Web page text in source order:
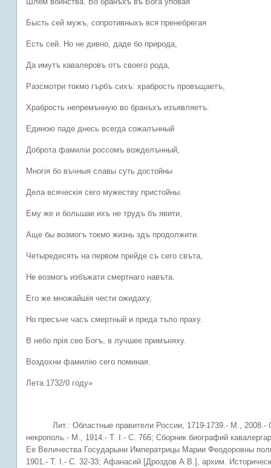
Бысть сей мужъ, сопротивныхъ вся пренебрегая
Есть сей. Но не дивно, даде бо природа,
Да имутъ кавалеровъ отъ своего рода,
Разсмотри токмо гърбъ сихъ: храбрость провъщаетъ,
Храбрость непремънную во бранъхъ изъявляетъ.
Единою паде днесь всегда сожалънный
Доброта фамилiи россомъ вожделънный,
Многiя бо въчныя славы суть достойны
Дела всяческiя сего мужеству пристойны.
Ему же и большае ихъ не трудъ бъ явити,
Аще бы возмогъ токмо жизнь здъ продолжити.
Четыредесять на первом прейде съ сего свъта,
Не возмогъ избъжати смертнаго навъта.
Его же множайшiя чести ожидаху,
Но пресъче часъ смертный и преда тъло праху.
В небо прiя сео Богъ, в лучшее примъняху.
Воздохни фамилiю сего поминая.
Лета 1732/0 году»
Лит.: Областные правители России, 1719-1739.- М., 2008.-
некрополь.- М., 1914.- Т. I.- С. 766; Сборник биографий
Ее Величества Государыни Императрицы Марии Феодоровны
1901.- Т. I.- С. 32-33; Афанасий [Дроздов А.В.], архим.